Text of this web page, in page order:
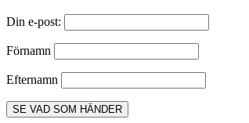
Din e-post:
Förnamn
Efternamn